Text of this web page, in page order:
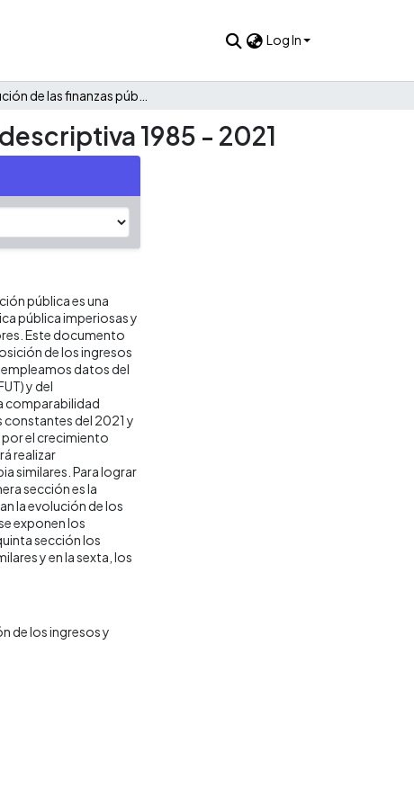
Log In
1985 - 2021
pública es una
pública imperiosas y
Este documento
de los ingresos
empleamos datos del
y del
comparabilidad
constantes del 2021 y
por el crecimiento
realizar
similares. Para lograr
sección es la
la evolución de los
exponen los
sección los
y en la sexta, los
de los ingresos y